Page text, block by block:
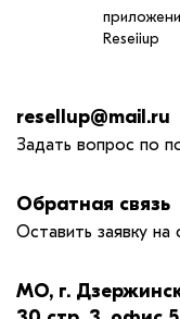
Reseiiup
resellup@mail.ru
Задать вопрос по
Обратная связь
Оставить заявку на
МО, г.